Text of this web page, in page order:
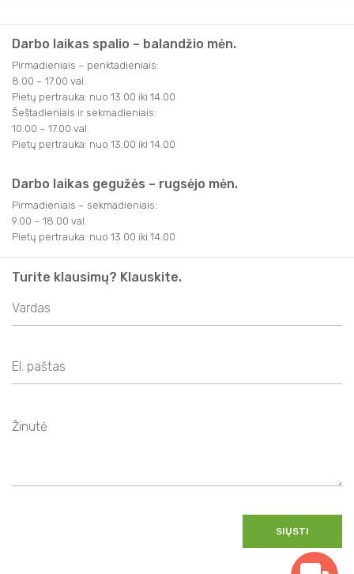
Darbo laikas spalio – balandžio mėn.
Pirmadieniais – penktadieniais:
8.00 – 17.00 val.
Pietų pertrauka: nuo 13.00 iki 14.00
Šeštadieniais ir sekmadieniais:
10.00 – 17.00 val.
Pietų pertrauka: nuo 13.00 iki 14.00
Darbo laikas gegužės – rugsėjo mėn.
Pirmadieniais – sekmadieniais:
9.00 – 18.00 val.
Pietų pertrauka: nuo 13.00 iki 14.00
Turite klausimų? Klauskite.